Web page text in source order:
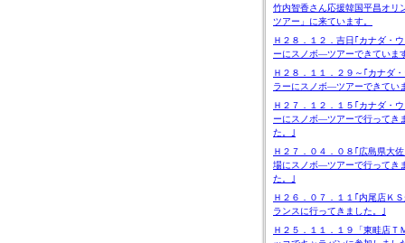
竹内智香さん応援韓国平昌オリ
ツアー」に来ています。
Ｈ２８．１２．吉日｢カナダ・
ーにスノボ―ツアーできていま
Ｈ２８．１１．２９～｢カナダ・
ラーにスノボ―ツアーできてい
Ｈ２７．１２．１５｢カナダ・
ーにスノボ―ツアーで行ってき
た。｣
Ｈ２７．０４．０８｢広島県大
場にスノボ―ツアーで行ってき
た。｣
Ｈ２６．０７．１１｢内尾店Ｋ
ランスに行ってきました。｣
Ｈ２５．１１．１９「東畦店Ｔ